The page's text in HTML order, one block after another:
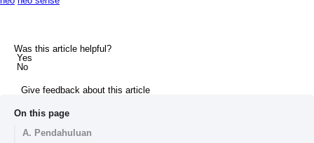
Was this article helpful?
Yes
No
Give feedback about this article
On this page
A. Pendahuluan